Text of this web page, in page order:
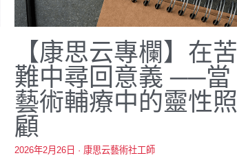
【康思云專欄】在苦
難中尋回意義 ──當
藝術輔療中的靈性照
顧
2026年2月26日 · 康思云藝術社工師